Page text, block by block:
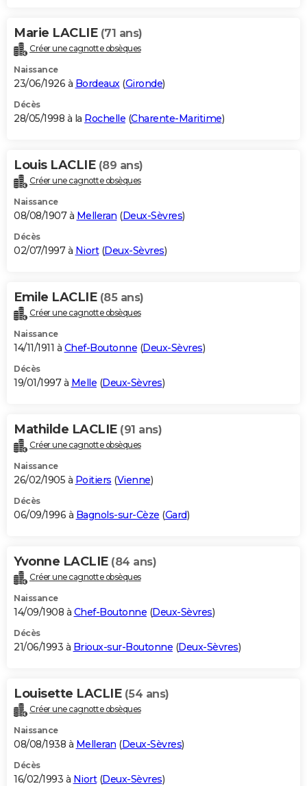
Marie LACLIE (71 ans)
Créer une cagnotte obsèques
Naissance
23/06/1926 à Bordeaux(Gironde)
Décès
28/05/1998 à la Rochelle (Charente-Maritime)
Louis LACLIE (89 ans)
Créer une cagnotte obsèques
Naissance
08/08/1907 à Melleran (Deux-Sèvres)
Décès
02/07/1997 à Niort(Deux-Sèvres)
Emile LACLIE (85 ans)
Créer une cagnotte obsèques
Naissance
14/11/1911 à Chef-Boutonne (Deux-Sèvres)
Décès
19/01/1997 à Melle (Deux-Sèvres)
Mathilde LACLIE (91 ans)
Créer une cagnotte obsèques
Naissance
26/02/1905 à Poitiers (Vienne)
Décès
06/09/1996 à Bagnols-sur-Cèze (Gard)
Yvonne LACLIE (84 ans)
Créer une cagnotte obsèques
Naissance
14/09/1908 à Chef-Boutonne (Deux-Sèvres)
Décès
21/06/1993 à Brioux-sur-Boutonne (Deux-Sèvres)
Louisette LACLIE (54 ans)
Créer une cagnotte obsèques
Naissance
08/08/1938 à Melleran (Deux-Sèvres)
Décès
16/02/1993 à Niort(Deux-Sèvres)